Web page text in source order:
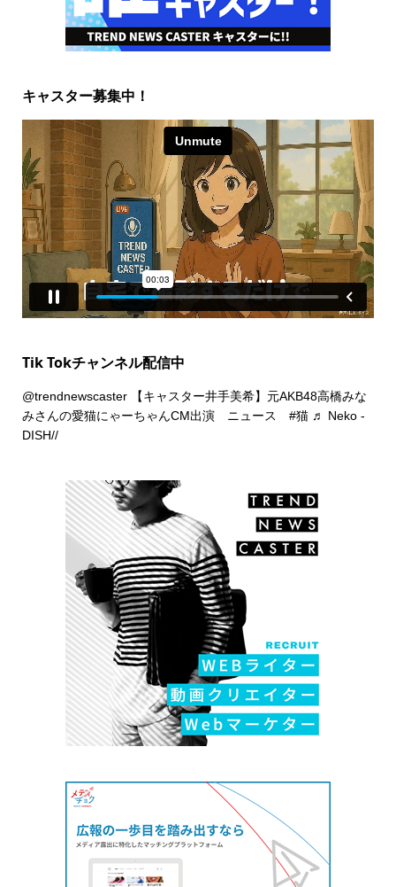
キャスター募集中！
Tik Tokチャンネル配信中
@trendnewscaster【キャスター井手美希】元AKB48高橋みな
みさんの愛猫にゃーちゃんCM出演 ニュース #猫 ♬ Neko -
DISH//